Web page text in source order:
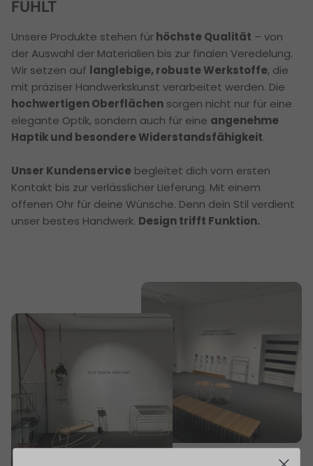
FÜHLT
Unsere Produkte stehen fürhöchste Qualität – von
der Auswahl der Materialien bis zur finalen Veredelung.
Wir setzen auf langlebige, robuste Werkstoffe, die
mit präziser Handwerkskunst verarbeitet werden. Die
hochwertigen Oberflächen sorgen nicht nur für eine
elegante Optik, sondern auch für eine angenehme
Haptik und besondere Widerstandsfähigkeit.
Unser Kundenservice begleitet dich vom ersten
Kontakt bis zur verlässlicher Lieferung. Mit einem
offenen Ohr für deine Wünsche. Denn dein Stil verdient
unser bestes Handwerk. Design trifft Funktion.